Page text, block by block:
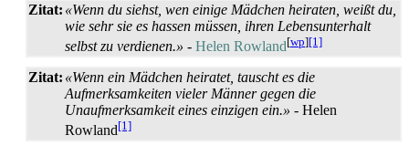
Zitat: «Wenn du siehst, wen einige Mädchen heiraten, weißt du,
wie sehr sie es hassen müssen, ihren Lebensunterhalt
selbst zu verdienen.» - Helen Rowland[wp][1]
Zitat: «Wenn ein Mädchen heiratet, tauscht es die
Aufmerksamkeiten vieler Männer gegen die
Unaufmerksamkeit eines einzigen ein.» - Helen
Rowland[1]